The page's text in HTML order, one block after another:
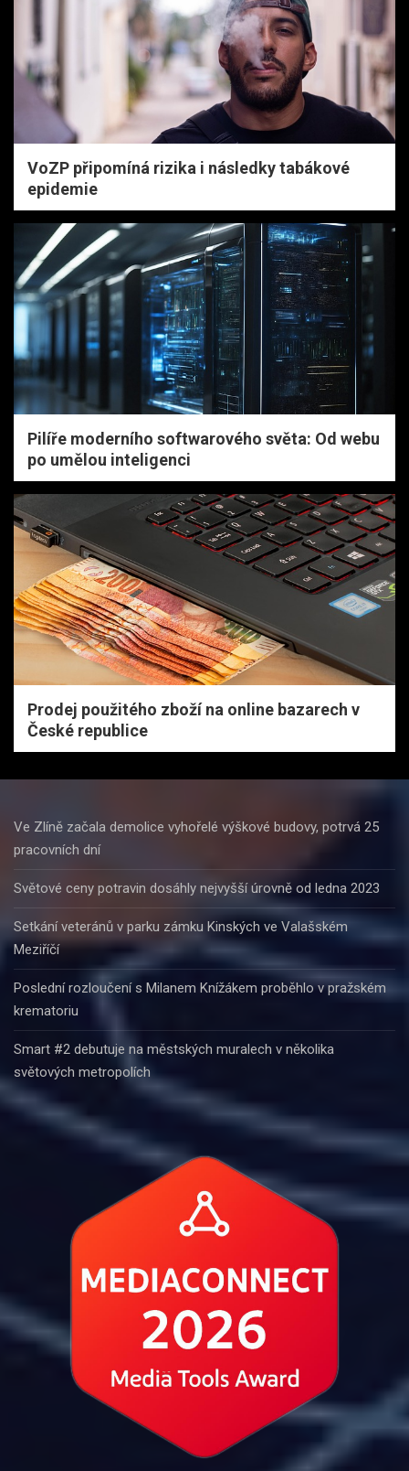
VoZP připomíná rizika i následky tabákové
epidemie
Pilíře moderního softwarového světa: Od webu
po umělou inteligenci
Prodej použitého zboží na online bazarech v
České republice
Ve Zlíně začala demolice vyhořelé výškové budovy, potrvá 25
pracovních dní
Světové ceny potravin dosáhly nejvyšší úrovně od ledna 2023
Setkání veteránů v parku zámku Kinských ve Valašském
Meziříčí
Poslední rozloučení s Milanem Knížákem proběhlo v pražském
krematoriu
Smart #2 debutuje na městských muralech v několika
světových metropolích